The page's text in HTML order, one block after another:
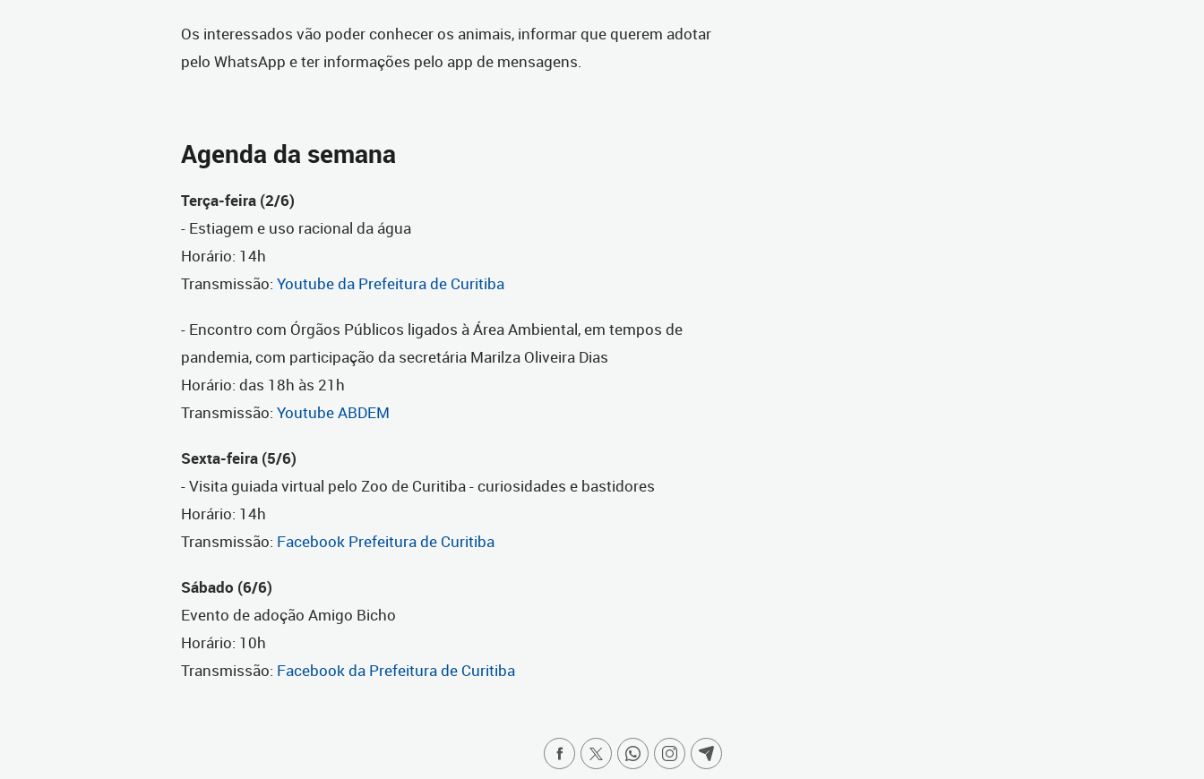
Os interessados vão poder conhecer os animais, informar que querem adotar
pelo WhatsApp e ter informações pelo app de mensagens.
Agenda da semana
Terça-feira (2/6)
- Estiagem e uso racional da água
Horário: 14h
Transmissão: Youtube da Prefeitura de Curitiba
- Encontro com Órgãos Públicos ligados à Área Ambiental, em tempos de
pandemia, com participação da secretária Marilza Oliveira Dias
Horário: das 18h às 21h
Transmissão: Youtube ABDEM
Sexta-feira (5/6)
- Visita guiada virtual pelo Zoo de Curitiba - curiosidades e bastidores
Horário: 14h
Transmissão: Facebook Prefeitura de Curitiba
Sábado (6/6)
Evento de adoção Amigo Bicho
Horário: 10h
Transmissão: Facebook da Prefeitura de Curitiba